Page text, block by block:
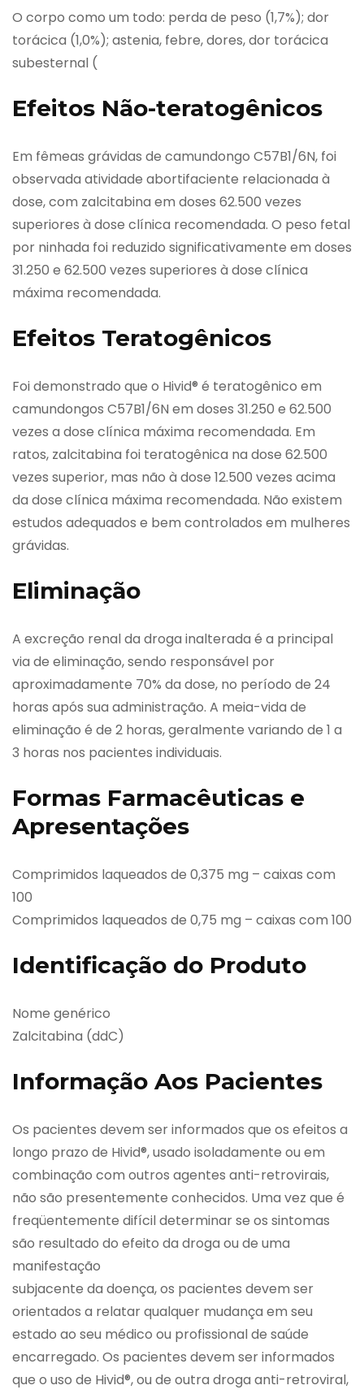
O corpo como um todo: perda de peso (1,7%); dor
torácica (1,0%); astenia, febre, dores, dor torácica
subesternal (
Efeitos Não-teratogênicos
Em fêmeas grávidas de camundongo C57B1/6N, foi
observada atividade abortifaciente relacionada à
dose, com zalcitabina em doses 62.500 vezes
superiores à dose clínica recomendada. O peso fetal
por ninhada foi reduzido significativamente em doses
31.250 e 62.500 vezes superiores à dose clínica
máxima recomendada.
Efeitos Teratogênicos
Foi demonstrado que o Hivid® é teratogênico em
camundongos C57B1/6N em doses 31.250 e 62.500
vezes a dose clínica máxima recomendada. Em
ratos, zalcitabina foi teratogênica na dose 62.500
vezes superior, mas não à dose 12.500 vezes acima
da dose clínica máxima recomendada. Não existem
estudos adequados e bem controlados em mulheres
grávidas.
Eliminação
A excreção renal da droga inalterada é a principal
via de eliminação, sendo responsável por
aproximadamente 70% da dose, no período de 24
horas após sua administração. A meia-vida de
eliminação é de 2 horas, geralmente variando de 1 a
3 horas nos pacientes individuais.
Formas Farmacêuticas e
Apresentações
Comprimidos laqueados de 0,375 mg – caixas com
100
Comprimidos laqueados de 0,75 mg – caixas com 100
Identificação do Produto
Nome genérico
Zalcitabina (ddC)
Informação Aos Pacientes
Os pacientes devem ser informados que os efeitos a
longo prazo de Hivid®, usado isoladamente ou em
combinação com outros agentes anti-retrovirais,
não são presentemente conhecidos. Uma vez que é
freqüentemente difícil determinar se os sintomas
são resultado do efeito da droga ou de uma
manifestação
subjacente da doença, os pacientes devem ser
orientados a relatar qualquer mudança em seu
estado ao seu médico ou profissional de saúde
encarregado. Os pacientes devem ser informados
que o uso de Hivid®, ou de outra droga anti-retroviral,